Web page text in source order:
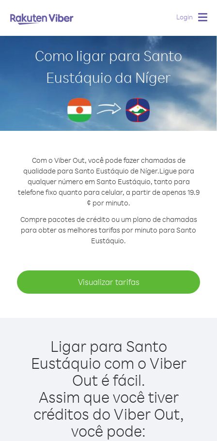
Login
Como ligar para Santo
Eustáquio da Níger
Com o Viber Out, você pode fazer chamadas de
qualidade para Santo Eustáquio de Níger.Ligue para
qualquer número em Santo Eustáquio, tanto para
telefone fixo quanto para celular, a partir de apenas 19.9
¢ por minuto.
Compre pacotes de crédito ou um plano de chamadas
para obter as melhores tarifas por minuto para Santo
Eustáquio.
Visualizar tarifas
Ligar para Santo
Eustáquio com o Viber
Out é fácil.
Assim que você tiver
créditos do Viber Out,
você pode: